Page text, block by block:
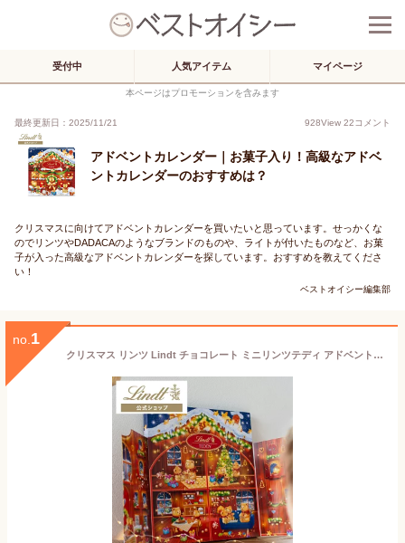
受付中 人気アイテム マイページ
本ページはプロモーションを含みます
最終更新日：2025/11/21 928View 22コメント
アドベントカレンダー｜お菓子入り！高級なアドベ
ントカレンダーのおすすめは？
クリスマスに向けてアドベントカレンダーを買いたいと思っています。せっかくな
のでリンツやDADACAのようなブランドのものや、ライトが付いたものなど、お菓
子が入った高級なアドベントカレンダーを探しています。おすすめを教えてくださ
い！
ベストオイシー編集部
no. 1
クリスマス リンツ Lindt チョコレート ミニリンツテディ アドベントカレンダー 128g｜クリスマス チョコ ギフト プレゼント 可愛い スイーツ お菓子 おしゃれ 個包装 おつまみ 小分け リンツチョコ 誕生日 手土産 お礼 お返し 職場 家族